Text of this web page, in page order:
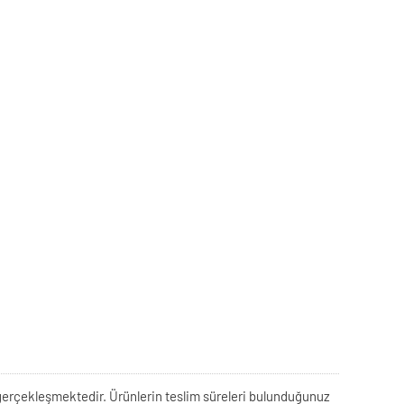
Ürünlerin teslim süreleri bulunduğunuz